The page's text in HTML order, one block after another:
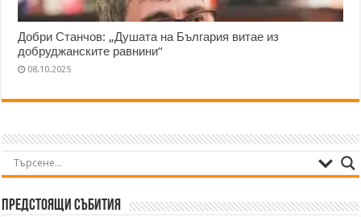
Добри Станчов: „Душата на България витае из
добруджанските равнини“
08.10.2025
Предстоящи събития